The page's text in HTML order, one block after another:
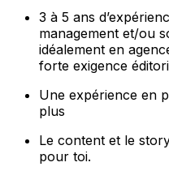
3 à 5 ans
management et/ou
idéalement en
forte exigence
Une expérience en
plus
Le content et le
pour toi.